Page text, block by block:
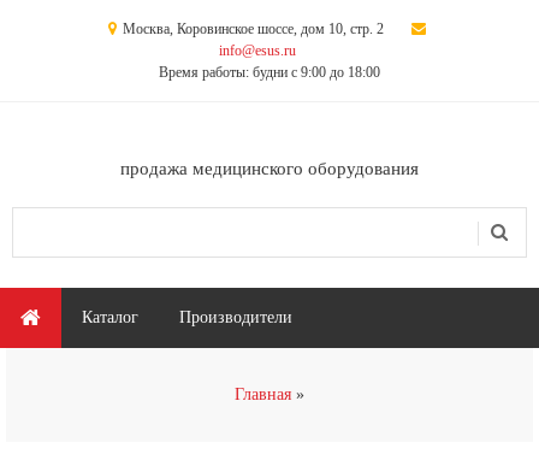
Москва, Коровинское шоссе, дом 10, стр. 2
info@esus.ru
Время работы: будни с 9:00 до 18:00
продажа медицинского оборудования
Главное меню
Каталог Производители
Главная